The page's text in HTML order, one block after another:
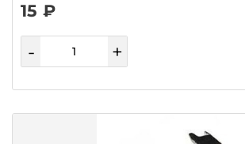
15 ₽
- +